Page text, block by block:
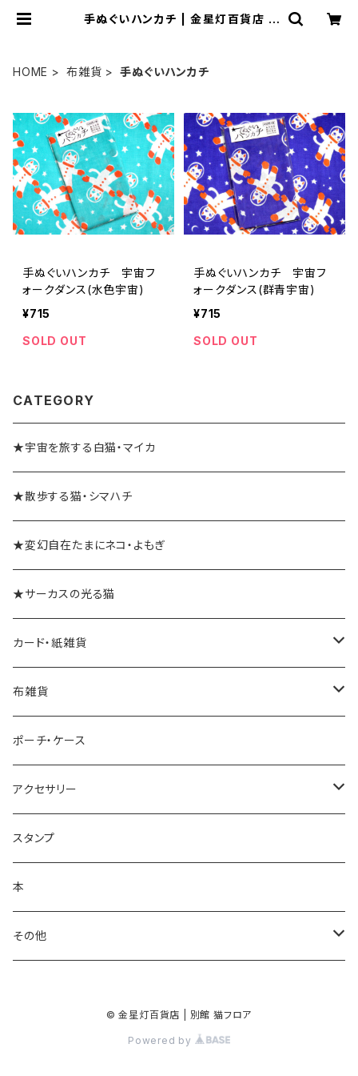
手ぬぐいハンカチ | 金星灯百貨店 |
HOME 布雑貨 手ぬぐいハンカチ
手ぬぐいハンカチ 宇宙フ
ォークダンス(水色宇宙)
¥715
SOLD OUT
手ぬぐいハンカチ 宇宙フ
ォークダンス(群青宇宙)
¥715
SOLD OUT
CATEGORY
★宇宙を旅する白猫・マイカ
★散歩する猫・シマハチ
★変幻自在たまにネコ・よもぎ
★サーカスの光る猫
カード・紙雑貨
ポストカード
レターセット・便箋
ノート・メモ帳
ラッピングペーパー
ポスター
シール・ステッカー
布雑貨
手ぬぐい
手ぬぐいハンカチ
クリーナークロス
バッグ
ポーチ・ケース
アクセサリー
ネックレス
バッジ・ブローチ
キーホルダー
スタンプ
本
その他
© 金星灯百貨店 | 別館 猫フロア
Powered by